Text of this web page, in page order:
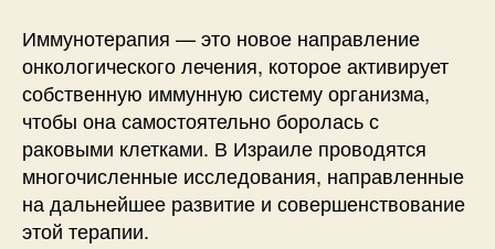
Иммунотерапия — это новое направление
онкологического лечения, которое активирует
собственную иммунную систему организма,
чтобы она самостоятельно боролась с
раковыми клетками. В Израиле проводятся
многочисленные исследования, направленные
на дальнейшее развитие и совершенствование
этой терапии.